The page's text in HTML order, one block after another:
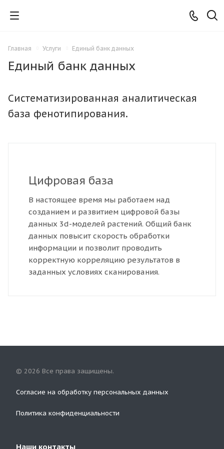
Главная Услуги Единый банк данных
Единый банк данных
Систематизированная аналитическая
база фенотипирования.
Цифровая база
В настоящее время мы работаем над
созданием и развитием цифровой базы
данных 3d-моделей растений. Общий банк
данных повысит скорость обработки
информации и позволит проводить
корректную корреляцию результатов в
заданных условиях сканирования.
© 2026 Все права защищены.
Согласие на обработку персональных данных
Политика конфиденциальности
Наши контакты